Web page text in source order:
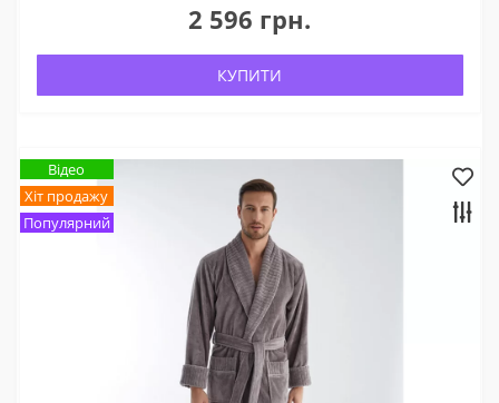
2 596 грн.
КУПИТИ
Відео
Хіт продажу
Популярний